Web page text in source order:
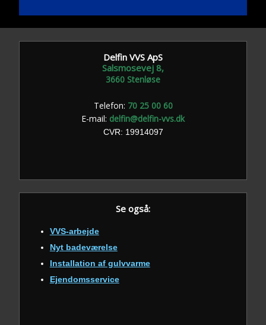
Delfin VVS ApS
Salsmosevej 8,
​3660 Stenløse
Telefon: 70 25 00 60
E-mail: delfin@delfin-vvs.dk
​CVR: 19914097
Se også:
VVS-arbejde
Nyt badeværelse
Installation af gulvvarme
Ejendomsservice